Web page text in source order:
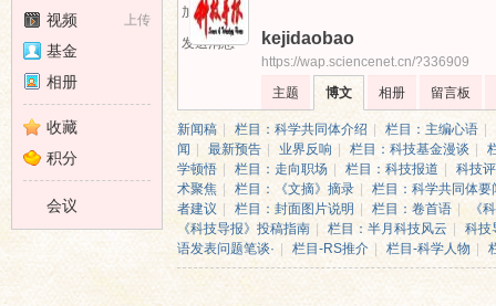
›
加为好友
发送消息
kejidaobao
https://wap.sciencenet.cn/?336909
主题
博文 相册 留言板
新闻稿 栏目：科学共同体介绍 栏目：主编心语
闻
最新预告 业界反响 栏目：科技基金漫谈
学顿悟
栏目：走向职场 栏目：科技报道
科技
术聚焦 | 栏目：《文摘》摘录
栏目：科学共同体要
者建议
栏目：封面图片说明 栏目：卷首语
《
《科技导报》投稿指南
栏目：半月科技风云
科技
语发表问题笔谈·
栏目-RS推介 栏目-科学人物
上传
视频
基金
相册
收藏
积分
会议